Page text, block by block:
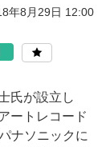
年8月29日 12:00
氏が設立し
ートレコード
ナソニックに